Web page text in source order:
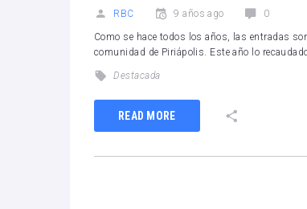
RBC 9 años ago 0
Como se hace todos los años, las entradas
comunidad de Piriápolis. Este año lo
Destacada
READ MORE